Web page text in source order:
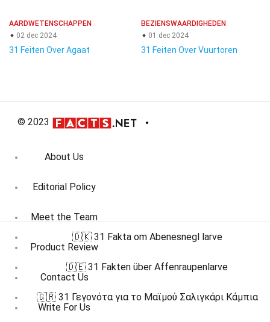
AARDWETENSCHAPPEN
02 dec 2024
31 Feiten Over Agaat
BEZIENSWAARDIGHEDEN
01 dec 2024
31 Feiten Over Vuurtoren
© 2023
About Us
Editorial Policy
Meet the Team
Product Review
Contact Us
Write For Us
🇩🇰 31 Fakta om Abenesnegl larve
🇩🇪 31 Fakten über Affenraupenlarve
🇬🇷 31 Γεγονότα για το Μαϊμού Σαλιγκάρι Κάμπια